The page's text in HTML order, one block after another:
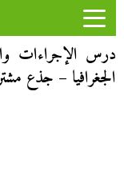
درس الإجراءات
الجغرافيا – جذع